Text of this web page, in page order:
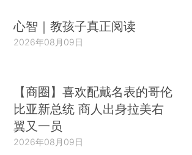
心智｜教孩子真正阅读
2026年08月09日
【商圈】喜欢配戴名表的哥伦
比亚新总统 商人出身拉美右
翼又一员
2026年08月09日